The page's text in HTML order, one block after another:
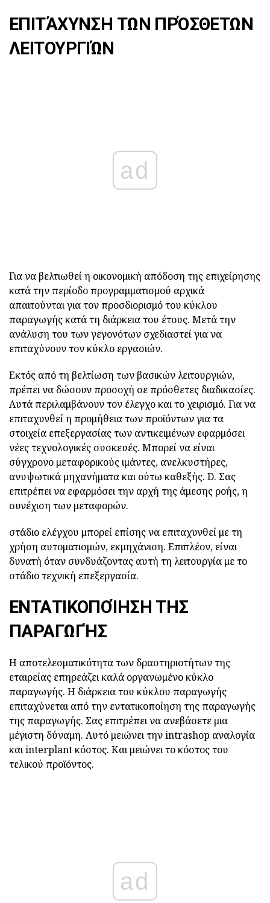
ΕΠΙΤΆΧΥΝΣΗ ΤΩΝ ΠΡΌΣΘΕΤΩΝ
ΛΕΙΤΟΥΡΓΙΏΝ
ad
Για να βελτιωθεί η οικονομική απόδοση της επιχείρησης
κατά την περίοδο προγραμματισμού αρχικά
απαιτούνται για τον προσδιορισμό του κύκλου
παραγωγής κατά τη διάρκεια του έτους. Μετά την
ανάλυση του των γεγονότων σχεδιαστεί για να
επιταχύνουν τον κύκλο εργασιών.
Εκτός από τη βελτίωση των βασικών λειτουργιών,
πρέπει να δώσουν προσοχή σε πρόσθετες διαδικασίες.
Αυτά περιλαμβάνουν τον έλεγχο και το χειρισμό. Για να
επιταχυνθεί η προμήθεια των προϊόντων για τα
στοιχεία επεξεργασίας των αντικειμένων εφαρμόσει
νέες τεχνολογικές συσκευές. Μπορεί να είναι
σύγχρονο μεταφορικούς ιμάντες, ανελκυστήρες,
ανυψωτικά μηχανήματα και ούτω καθεξής. D. Σας
επιτρέπει να εφαρμόσει την αρχή της άμεσης ροής, η
συνέχιση των μεταφορών.
στάδιο ελέγχου μπορεί επίσης να επιταχυνθεί με τη
χρήση αυτοματισμών, εκμηχάνιση. Επιπλέον, είναι
δυνατή όταν συνδυάζοντας αυτή τη λειτουργία με το
στάδιο τεχνική επεξεργασία.
ΕΝΤΑΤΙΚΟΠΟΊΗΣΗ ΤΗΣ
ΠΑΡΑΓΩΓΉΣ
Η αποτελεσματικότητα των δραστηριοτήτων της
εταιρείας επηρεάζει καλά οργανωμένο κύκλο
παραγωγής. Η διάρκεια του κύκλου παραγωγής
επιταχύνεται από την εντατικοποίηση της παραγωγής
της παραγωγής. Σας επιτρέπει να ανεβάσετε μια
μέγιστη δύναμη. Αυτό μειώνει την intrashop αναλογία
και interplant κόστος. Και μειώνει το κόστος του
τελικού προϊόντος.
ad